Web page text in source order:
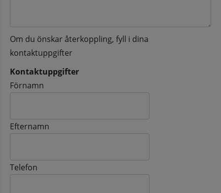
Om du önskar återkoppling, fyll i dina
kontaktuppgifter
Kontaktuppgifter
Kontaktuppgifter
Förnamn
Efternamn
Telefon